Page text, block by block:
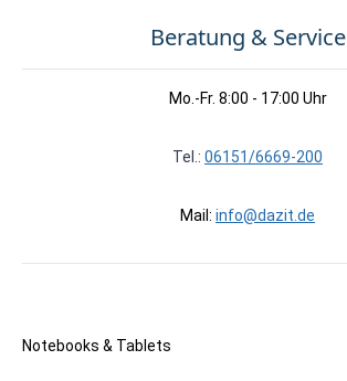
Beratung & Service
Mo.-Fr. 8:00 - 17:00 Uhr
Tel.: 06151/6669-200
Mail: info@dazit.de
Notebooks & Tablets